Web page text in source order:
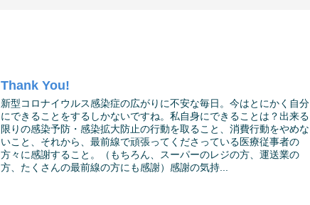
Thank You!
新型コロナイウルス感染症の広がりに不安な毎日。今はとにかく自分
にできることをするしかないですね。私自身にできることは？出来る
限りの感染予防・感染拡大防止の行動を取ること、消費行動をやめな
いこと、それから、最前線で頑張ってくださっている医療従事者の
方々に感謝すること。（もちろん、スーパーのレジの方、運送業の
方、たくさんの最前線の方にも感謝）感謝の気持...